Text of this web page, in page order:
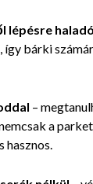
lépésre
bárki
–
a
hasznos.